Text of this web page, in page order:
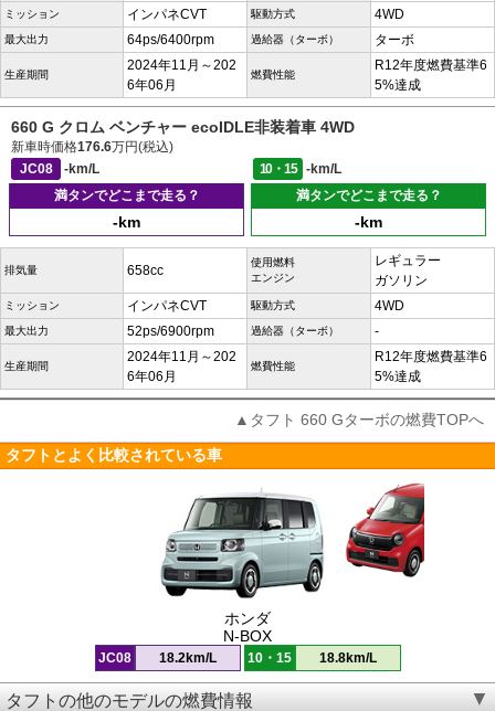
ミッション インパネCVT 駆動方式 4WD
最大出力 64ps/6400rpm 過給器（ターボ） ターボ
生産期間
2024年11月～202
6年06月
燃費性能
R12年度燃費基準6
5%達成
660 G クロム ベンチャー ecoIDLE非装着車 4WD
新車時価格176.6万円(税込)
JC08
-km/L 10・15
-km/L
満タンでどこまで走る？
-km
満タンでどこまで走る？
-km
排気量 658cc
使用燃料
エンジン
レギュラー
ガソリン
ミッション インパネCVT 駆動方式 4WD
最大出力 52ps/6900rpm 過給器（ターボ） -
生産期間
2024年11月～202
6年06月
燃費性能
R12年度燃費基準6
5%達成
▲タフト 660 Gターボの燃費TOPへ
タフトとよく比較されている車
ホンダ
N-BOX
JC08 18.2km/L 10・15 18.8km/L
タフトの他のモデルの燃費情報